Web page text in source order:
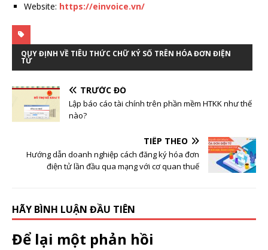
Website: https://einvoice.vn/
QUY ĐỊNH VỀ TIÊU THỨC CHỮ KÝ SỐ TRÊN HÓA ĐƠN ĐIỆN
TỬ
TRƯỚC ĐÓ
Lập báo cáo tài chính trên phần mềm HTKK như thế
nào?
TIẾP THEO
Hướng dẫn doanh nghiệp cách đăng ký hóa đơn
điện tử lần đầu qua mạng với cơ quan thuế
HÃY BÌNH LUẬN ĐẦU TIÊN
Để lại một phản hồi